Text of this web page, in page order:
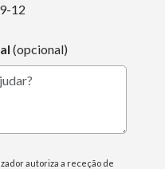
9-12
(opcional)
autoriza a receção de